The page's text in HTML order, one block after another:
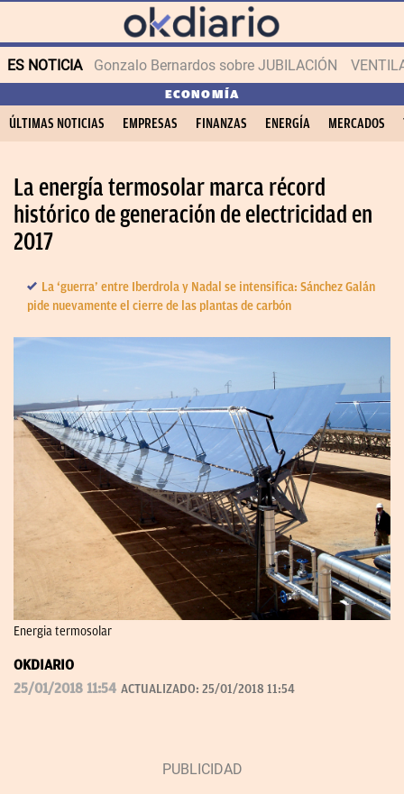
ES NOTICIA Gonzalo Bernardos sobre JUBILACIÓN
ECONOMÍA
ÚLTIMAS NOTICIAS EMPRESAS FINANZAS ENERGÍA MERCADOS
La energía termosolar marca récord
histórico de generación de electricidad en
2017
La ‘guerra’ entre Iberdrola y Nadal se intensifica: Sánchez Galán
pide nuevamente el cierre de las plantas de carbón
Energia termosolar
OKDIARIO
25/01/2018 11:54 ACTUALIZADO: 25/01/2018 11:54